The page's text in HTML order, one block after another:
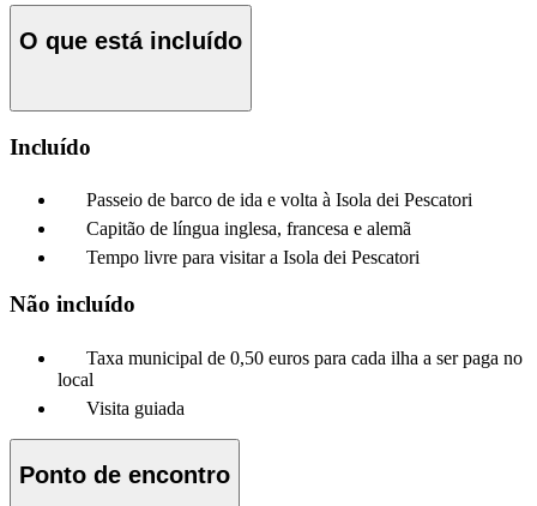
O que está incluído
Incluído
Passeio de barco de ida e volta à Isola dei Pescatori
Capitão de língua inglesa, francesa e alemã
Tempo livre para visitar a Isola dei Pescatori
Não incluído
Taxa municipal de 0,50 euros para cada ilha a ser paga no
local
Visita guiada
Ponto de encontro